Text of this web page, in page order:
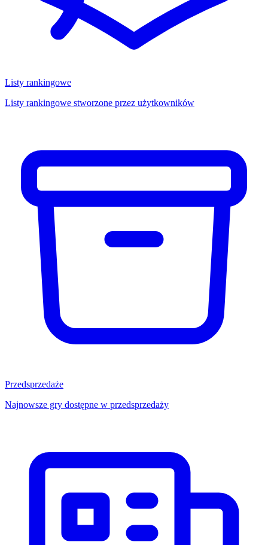
Listy rankingowe
Listy rankingowe stworzone przez użytkowników
Przedsprzedaże
Najnowsze gry dostępne w przedsprzedaży